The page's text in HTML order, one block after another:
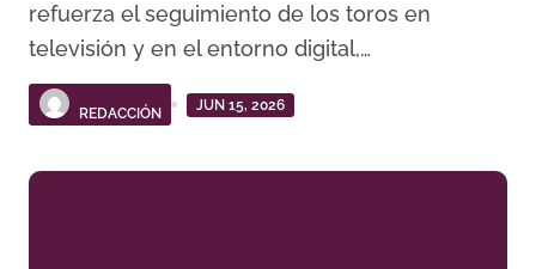
refuerza el seguimiento de los toros en
televisión y en el entorno digital,…
REDACCIÓN
JUN 15, 2026